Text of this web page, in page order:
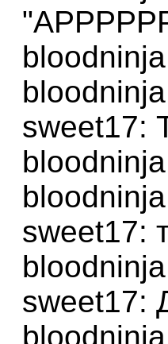
sweet17:
sweet17:
sweet17: